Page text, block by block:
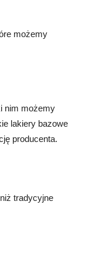
możemy
nim możemy
lakiery bazowe
producenta.
tradycyjne